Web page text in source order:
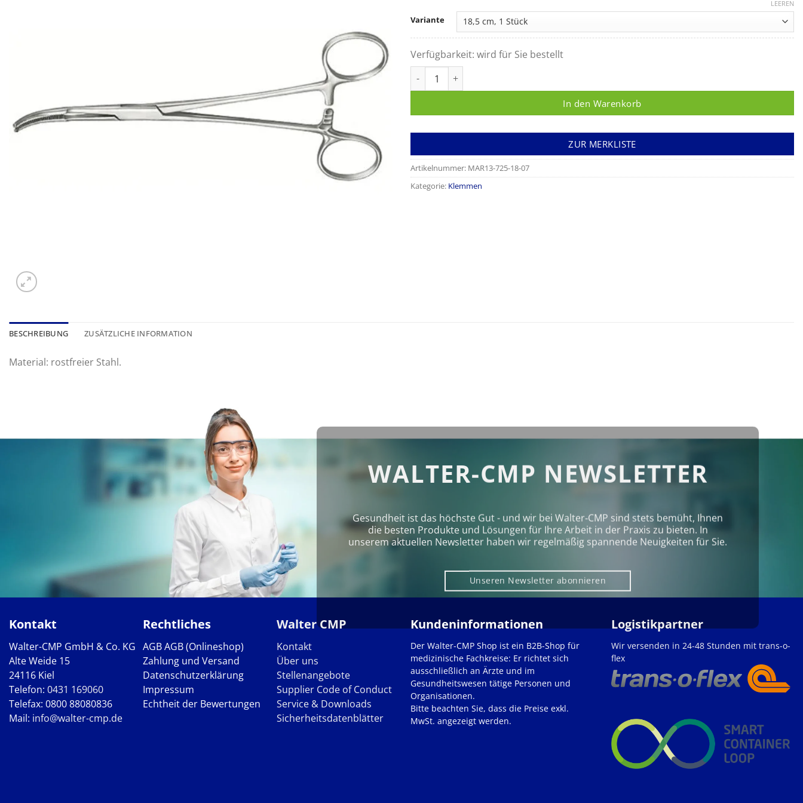
Variante
LEEREN
Verfügbarkeit: wird für Sie bestellt
In den Warenkorb
ZUR MERKLISTE
Artikelnummer: MAR13-725-18-07
Kategorie: Klemmen
BESCHREIBUNG ZUSÄTZLICHE INFORMATION
Material: rostfreier Stahl.
WALTER-CMP NEWSLETTER
Gesundheit ist das höchste Gut - und wir bei Walter‑CMP sind stets bemüht, Ihnen
die besten Produkte und Lösungen für Ihre Arbeit in der Praxis zu bieten. In
unserem aktuellen Newsletter haben wir regelmäßig spannende Neuigkeiten für Sie.
Unseren Newsletter abonnieren
Kontakt
Walter-CMP GmbH & Co. KG
Alte Weide 15
24116 Kiel
Telefon: 0431 169060
Telefax: 0800 88080836
Mail: info@walter-cmp.de
Rechtliches
AGBAGB (Onlineshop)
Zahlung und Versand
Datenschutzerklärung
Impressum
Echtheit der Bewertungen
Walter CMP
Kontakt
Über uns
Stellenangebote
Supplier Code of Conduct
Service & Downloads
Sicherheitsdatenblätter
Kundeninformationen
Der Walter-CMP Shop ist ein B2B-Shop für
medizinische Fachkreise: Er richtet sich
ausschließlich an Ärzte und im
Gesundheitswesen tätige Personen und
Organisationen.
Bitte beachten Sie, dass die Preise exkl.
MwSt. angezeigt werden.
Logistikpartner
Wir versenden in 24-48 Stunden mit trans-o-
flex